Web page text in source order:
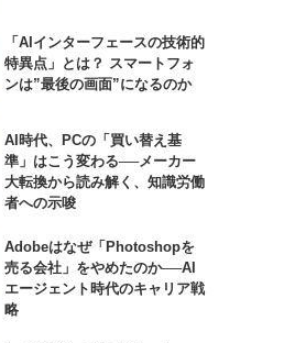
「AIインターフェースの技術的
特異点」とは？ スマートフォ
ンは”最後の画面”になるのか
AI時代、PCの「買い替え基
準」はこう変わる──メーカー
大転換から読み解く、知識労働
者への示唆
Adobeはなぜ「Photoshopを
売る会社」をやめたのか──AI
エージェント時代のキャリア戦
略